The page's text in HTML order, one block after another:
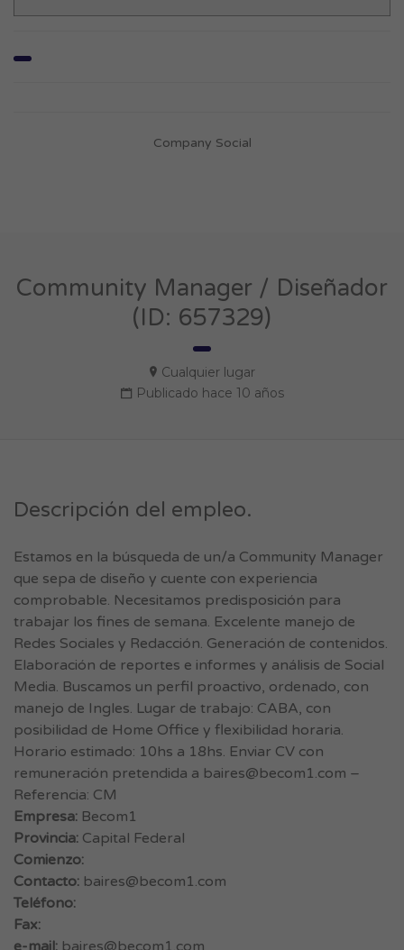
Company Social
Community Manager / Diseñador
(ID: 657329)
Cualquier lugar
Publicado hace 10 años
Descripción del empleo.
Estamos en la búsqueda de un/a Community Manager
que sepa de diseño y cuente con experiencia
comprobable. Necesitamos predisposición para
trabajar los fines de semana. Excelente manejo de
Redes Sociales y Redacción. Generación de contenidos.
Elaboración de reportes e informes y análisis de Social
Media. Buscamos un perfil proactivo, ordenado, con
manejo de Ingles. Lugar de trabajo: CABA, con
posibilidad de Home Office y flexibilidad horaria.
Horario estimado: 10hs a 18hs. Enviar CV con
remuneración pretendida a baires@becom1.com –
Referencia: CM
Empresa: Becom1
Provincia: Capital Federal
Comienzo:
Contacto: baires@becom1.com
Teléfono:
Fax:
e-mail: baires@becom1.com